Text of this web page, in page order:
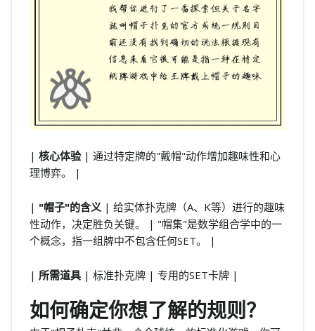
| 核心体验| 通过特定牌的"戴帽"动作增加趣味性和心
理博弈。 |
| "帽子"的含义 | 给实体扑克牌（A、K等）进行的趣味
性动作，决定胜负关键。 | "帽集"是数学组合学中的一
个概念，指一组牌中不包含任何SET。 |
| 所需道具 | 标准扑克牌 | 专用的SET卡牌 |
如何确定你想了解的规则？